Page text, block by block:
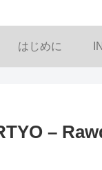
はじめに
–